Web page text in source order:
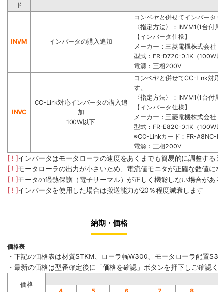
ド
INVM インバータの購入追加
コンベヤと併せてインバー
〈指定方法〉：INVM1(1台
【インバータ仕様】
メーカー：三菱電機株式会社
型式：FR-D720-0.1K（100W
電源：三相200V
INVC
CC-Link対応インバータの購入追
加
100W以下
コンベヤと併せてCC-Link対
す。
〈指定方法〉：INVM1(1台
【インバータ仕様】
メーカー：三菱電機株式会社
型式：FR-E820-0.1K（100W
※CC-Linkカード：FR-A8NC-
電源：三相200V
[ ! ]インバータはモータローラの速度をあくまでも簡易的に調整す
[ ! ]モータローラの出力が小さいため、電流値モニタが正確な数値
[ ! ]モータの過熱保護（電子サーマル）が正しく機能しない場合が
[ ! ]インバータを使用した場合は搬送能力が20％程度減衰します
納期・価格
価格表
・下記の価格表は材質STKM、ローラ幅W300、モータローラ配置
・最新の価格は型番確定後に「価格を確認」ボタンを押下しご確認
価格